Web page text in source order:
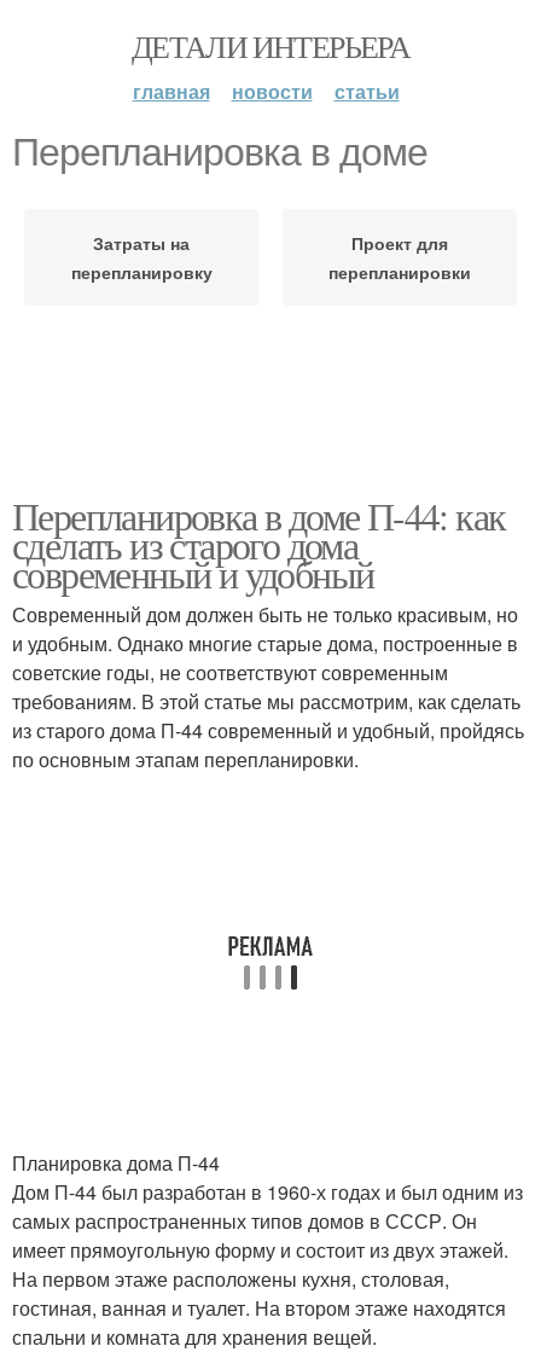
ДЕТАЛИ ИНТЕРЬЕРА
главная новости статьи
Перепланировка в доме
Затраты на
перепланировку
Проект для
перепланировки
Перепланировка в доме П-44: как
сделать из старого дома
современный и удобный
Современный дом должен быть не только красивым, но
и удобным. Однако многие старые дома, построенные в
советские годы, не соответствуют современным
требованиям. В этой статье мы рассмотрим, как сделать
из старого дома П-44 современный и удобный, пройдясь
по основным этапам перепланировки.
Планировка дома П-44
Дом П-44 был разработан в 1960-х годах и был одним из
самых распространенных типов домов в СССР. Он
имеет прямоугольную форму и состоит из двух этажей.
На первом этаже расположены кухня, столовая,
гостиная, ванная и туалет. На втором этаже находятся
спальни и комната для хранения вещей.